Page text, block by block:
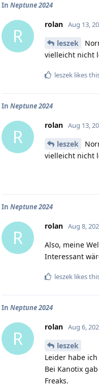
In Neptune 2024
R
rolan Aug 13,
leszek
vielleicht nicht
leszek likes
In Neptune 2024
R
rolan Aug 13,
leszek
vielleicht nicht
In Neptune 2024
R
rolan Aug 8,
Also, meine
Interessant
leszek likes
In Neptune 2024
R
rolan Aug 6,
leszek
Leider habe
Bei Kanotix
Freaks.